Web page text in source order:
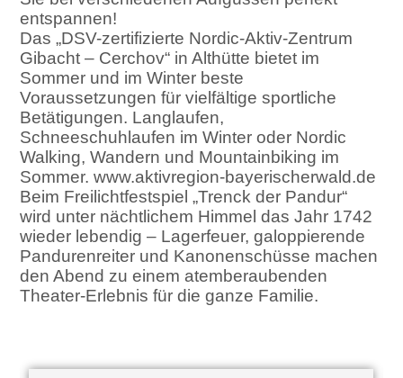
entspannen!
Das „DSV-zertifizierte Nordic-Aktiv-Zentrum
Gibacht – Cerchov“ in Althütte bietet im
Sommer und im Winter beste
Voraussetzungen für vielfältige sportliche
Betätigungen. Langlaufen,
Schneeschuhlaufen im Winter oder Nordic
Walking, Wandern und Mountainbiking im
Sommer. www.aktivregion-bayerischerwald.de
Beim Freilichtfestspiel „Trenck der Pandur“
wird unter nächtlichem Himmel das Jahr 1742
wieder lebendig – Lagerfeuer, galoppierende
Pandurenreiter und Kanonenschüsse machen
den Abend zu einem atemberaubenden
Theater-Erlebnis für die ganze Familie.